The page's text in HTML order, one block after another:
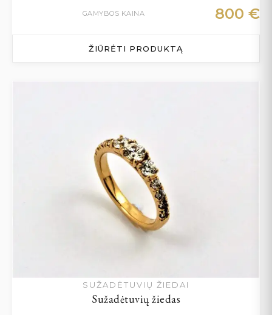
GAMYBOS KAINA 800 €
ŽIŪRĖTI PRODUKTĄ
SUŽADĖTUVIŲ ŽIEDAI
Sužadėtuvių žiedas